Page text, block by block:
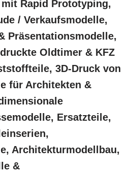
Rapid Prototyping,
/ Verkaufsmodelle,
Präsentationsmodelle,
Oldtimer & KFZ
3D-Druck von
für Architekten &
Ersatzteile,
Architekturmodellbau,
&